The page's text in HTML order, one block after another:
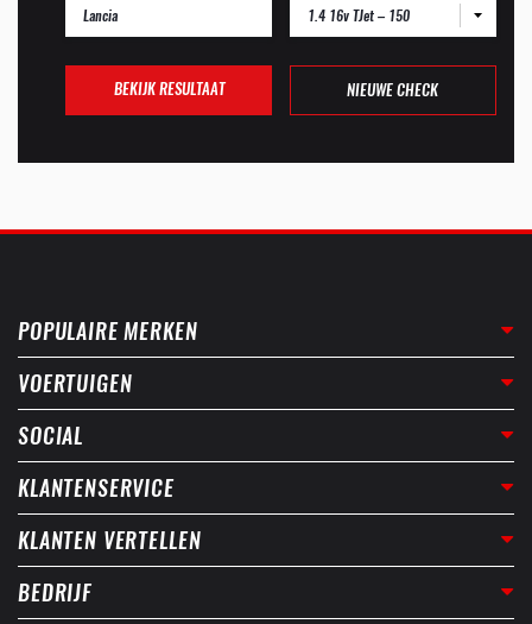
1.4 16v TJet – 150
BEKIJK RESULTAAT NIEUWE CHECK
POPULAIRE MERKEN
VOERTUIGEN
SOCIAL
KLANTENSERVICE
KLANTEN VERTELLEN
BEDRIJF